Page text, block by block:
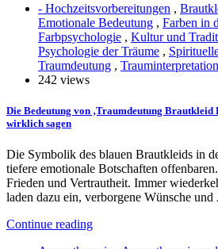
- Hochzeitsvorbereitungen ,
Emotionale Bedeutung , Farben in
Farbpsychologie , Kultur und
Psychologie der Träume ,
Traumdeutung , Trauminterpretation
242 views
Die Bedeutung von ‚Traumdeutung Brautkleid
wirklich sagen
Die Symbolik des blauen Brautkleids in
tiefere emotionale Botschaften
Frieden und Vertrautheit. Immer
laden dazu ein, verborgene Wünsche
Continue reading